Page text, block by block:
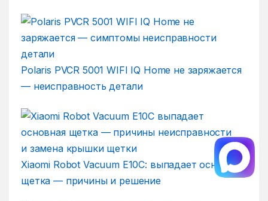
Polaris PVCR 5001 WIFI IQ Home не заряжается
— неисправность детали
Xiaomi Robot Vacuum E10C: выпадает основная
щетка — причины и решение